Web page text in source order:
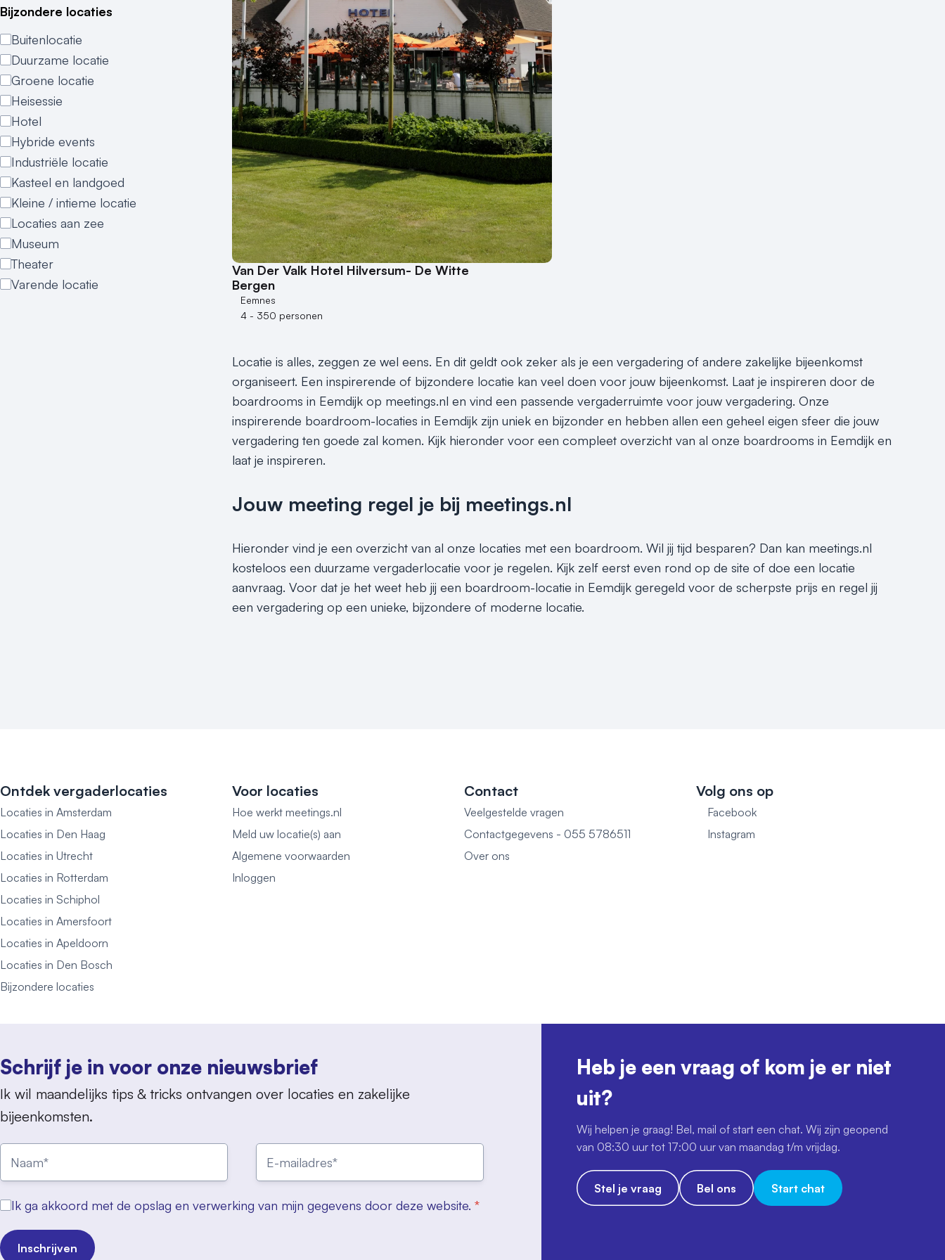
Bijzondere locaties
Buitenlocatie
Duurzame locatie
Groene locatie
Heisessie
Hotel
Hybride events
Industriële locatie
Kasteel en landgoed
Kleine / intieme locatie
Locaties aan zee
Museum
Theater
Varende locatie
Van Der Valk Hotel Hilversum- De Witte
Bergen
Eemnes
4 - 350 personen
Locatie is alles, zeggen ze wel eens. En dit geldt ook zeker als je een vergadering of andere zakelijke bijeenkomst
organiseert. Een inspirerende of bijzondere locatie kan veel doen voor jouw bijeenkomst. Laat je inspireren door de
boardrooms in Eemdijk op meetings.nl en vind een passende vergaderruimte voor jouw vergadering. Onze
inspirerende boardroom-locaties in Eemdijk zijn uniek en bijzonder en hebben allen een geheel eigen sfeer die jouw
vergadering ten goede zal komen. Kijk hieronder voor een compleet overzicht van al onze boardrooms in Eemdijk en
laat je inspireren.
Jouw meeting regel je bij meetings.nl
Hieronder vind je een overzicht van al onze locaties met een boardroom. Wil jij tijd besparen? Dan kan meetings.nl
kosteloos een duurzame vergaderlocatie voor je regelen. Kijk zelf eerst even rond op de site of doe een locatie
aanvraag. Voor dat je het weet heb jij een boardroom-locatie in Eemdijk geregeld voor de scherpste prijs en regel jij
een vergadering op een unieke, bijzondere of moderne locatie.
Ontdek vergaderlocaties
Locaties in Amsterdam
Locaties in Den Haag
Locaties in Utrecht
Locaties in Rotterdam
Locaties in Schiphol
Locaties in Amersfoort
Locaties in Apeldoorn
Locaties in Den Bosch
Bijzondere locaties
Voor locaties
Hoe werkt meetings.nl
Meld uw locatie(s) aan
Algemene voorwaarden
Inloggen
Contact
Veelgestelde vragen
Contactgegevens - 055 5786511
Over ons
Volg ons op
Facebook
Instagram
Schrijf je in voor onze nieuwsbrief
Ik wil maandelijks tips & tricks ontvangen over locaties en zakelijke
bijeenkomsten.
Ik ga akkoord met de opslag en verwerking van mijn gegevens door deze website. *
Inschrijven
Heb je een vraag of kom je er niet
uit?
Wij helpen je graag! Bel, mail of start een chat. Wij zijn geopend
van 08:30 uur tot 17:00 uur van maandag t/m vrijdag.
Stel je vraag Bel ons Start chat